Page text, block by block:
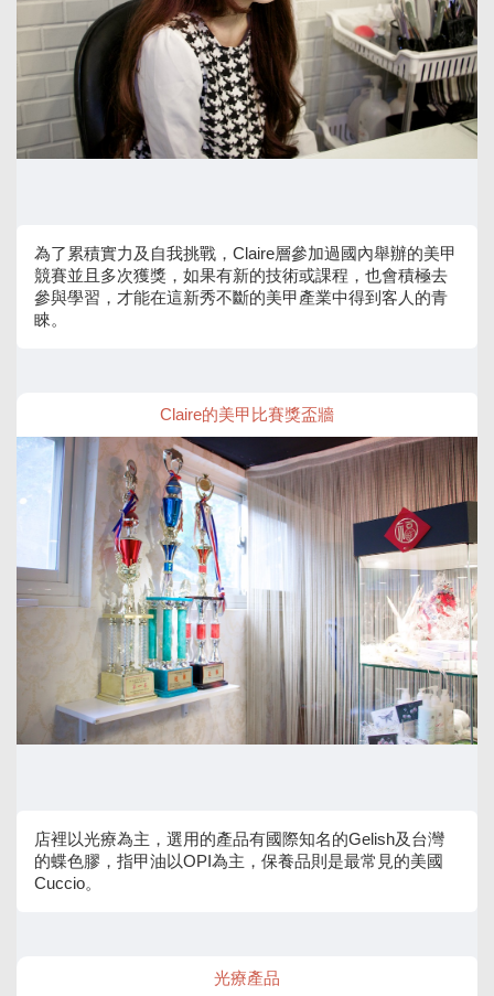
為了累積實力及自我挑戰，Claire層參加過國內舉辦的美甲
競賽並且多次獲獎，如果有新的技術或課程，也會積極去
參與學習，才能在這新秀不斷的美甲產業中得到客人的青
睞。
Claire的美甲比賽獎盃牆
店裡以光療為主，選用的產品有國際知名的Gelish及台灣
的蝶色膠，指甲油以OPI為主，保養品則是最常見的美國
Cuccio。
光療產品